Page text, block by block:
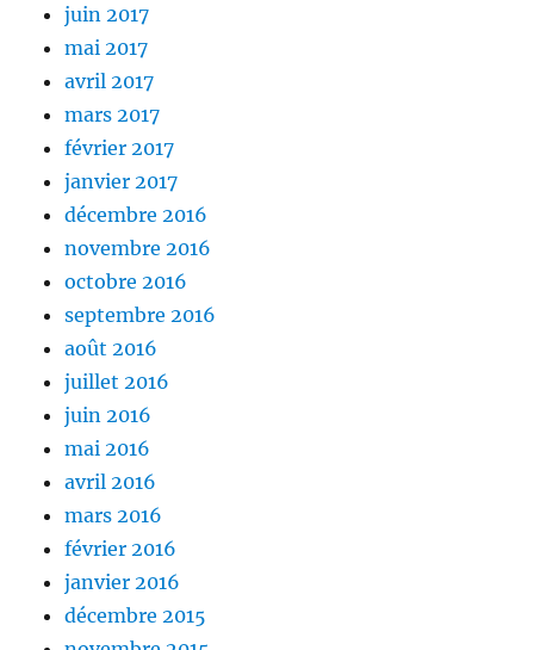
juin 2017
mai 2017
avril 2017
mars 2017
février 2017
janvier 2017
décembre 2016
novembre 2016
octobre 2016
septembre 2016
août 2016
juillet 2016
juin 2016
mai 2016
avril 2016
mars 2016
février 2016
janvier 2016
décembre 2015